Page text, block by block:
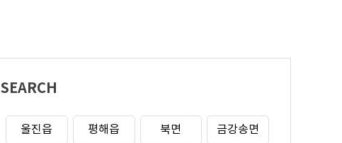
SEARCH
울진읍 평해읍 북면 금강송면